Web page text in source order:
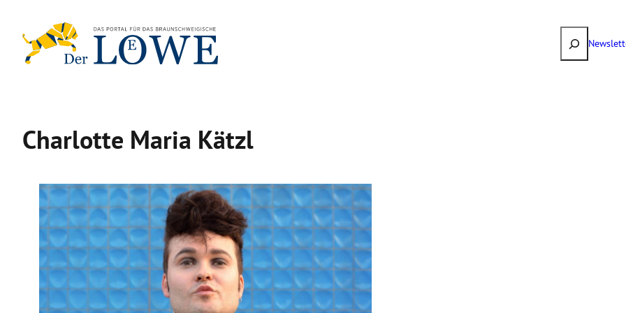
Inhalt
springen
Suchen
Charlotte Maria Kätzl